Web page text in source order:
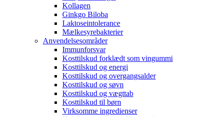
Kollagen
Ginkgo Biloba
Laktoseintolerance
Mælkesyrebakterier
Anvendelsesområder
Immunforsvar
Kosttilskud forklædt som vingummi
Kosttilskud og energi
Kosttilskud og overgangsalder
Kosttilskud og søvn
Kosttilskud og vægttab
Kosttilskud til børn
Virksomme ingredienser